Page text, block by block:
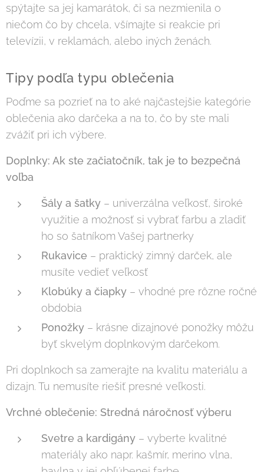
spýtajte sa jej kamarátok, či sa nezmienila o
niečom čo by chcela, všímajte si reakcie pri
televízii, v reklamách, alebo iných ženách.
Tipy podľa typu oblečenia
Poďme sa pozrieť na to aké najčastejšie kategórie
oblečenia ako darčeka a na to, čo by ste mali
zvážiť pri ich výbere.
Doplnky: Ak ste začiatočník, tak je to bezpečná
voľba
Šály a šatky – univerzálna veľkosť, široké
využitie a možnosť si vybrať farbu a zladiť
ho so šatníkom Vašej partnerky
Rukavice – praktický zimný darček, ale
musíte vedieť veľkosť
Klobúky a čiapky – vhodné pre rôzne ročné
obdobia
Ponožky – krásne dizajnové ponožky môžu
byť skvelým doplnkovým darčekom.
Pri doplnkoch sa zamerajte na kvalitu materiálu a
dizajn. Tu nemusíte riešiť presné veľkosti.
Vrchné oblečenie: Stredná náročnosť výberu
Svetre a kardigány – vyberte kvalitné
materiály ako napr. kašmír, merino vlna,